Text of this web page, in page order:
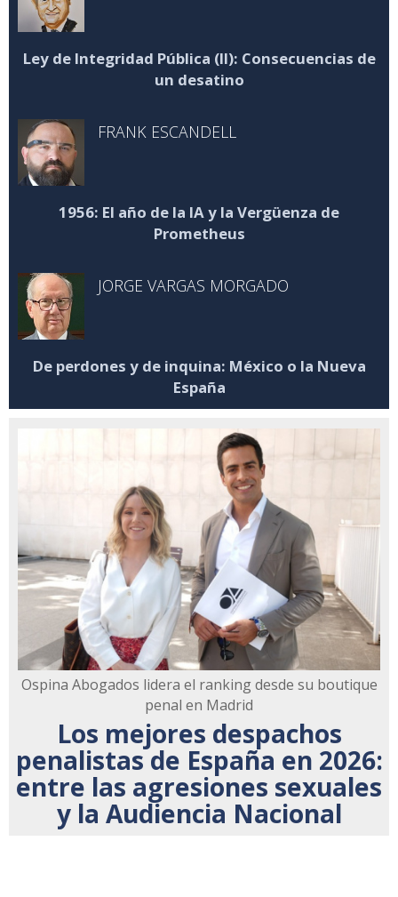
Ley de Integridad Pública (II): Consecuencias de
un desatino
FRANK ESCANDELL
1956: El año de la IA y la Vergüenza de
Prometheus
JORGE VARGAS MORGADO
De perdones y de inquina: México o la Nueva
España
Ospina Abogados lidera el ranking desde su boutique
penal en Madrid
Los mejores despachos
penalistas de España en 2026:
entre las agresiones sexuales
y la Audiencia Nacional